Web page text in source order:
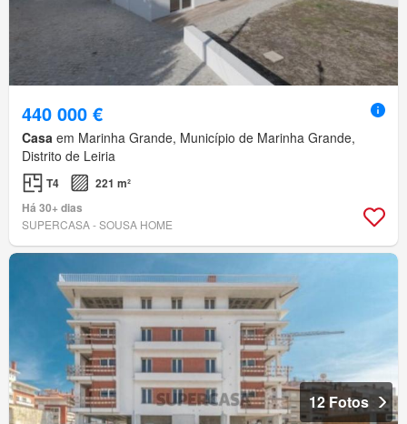
440 000 €
Casa em Marinha Grande, Município de Marinha Grande,
Distrito de Leiria
T4
221 m²
Há 30+ dias
SUPERCASA - SOUSA HOME
12 Fotos